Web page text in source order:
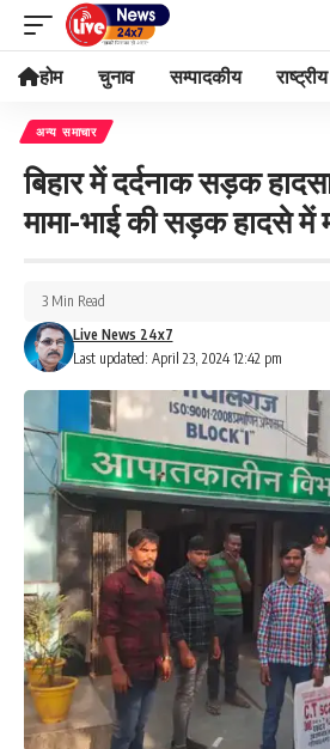
होम चुनाव सम्पादकीय राष्ट्रीय
अन्य समाचार
बिहार में दर्दनाक सड़क
मामा-भाई की सड़क हादसे में
Last updated: April 23, 2024 12:42 pm
Live News 24x7
3 Min Read